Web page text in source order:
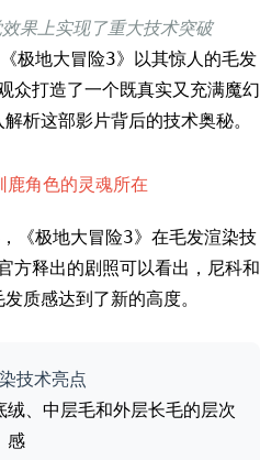
果上实现了重大技术突破
极地大冒险3》以其惊人的毛发
众打造了一个既真实又充满魔幻
析这部影片背后的技术奥秘。
鹿角色的灵魂所在
《极地大冒险3》在毛发渲染技
方释出的剧照可以看出，尼科和
质感达到了新的高度。
技术亮点
绒、中层毛和外层长毛的层次
感